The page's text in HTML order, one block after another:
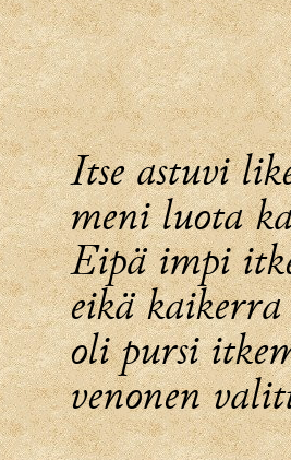
Itse astuvi
meni luota
Eipä impi
eikä
oli pursi
venonen